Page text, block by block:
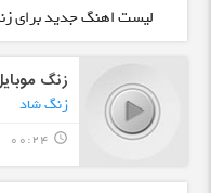
لیست اهنگ جدید برای
زنگ
زنگ شاد
query_builder
00:24